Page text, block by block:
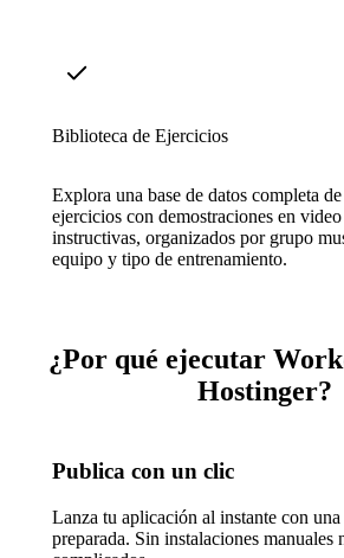
Biblioteca de Ejercicios
Explora una base de datos completa de
ejercicios con demostraciones en video
instructivas, organizados por grupo
equipo y tipo de entrenamiento.
¿Por qué ejecutar
Hostinger?
Publica con un clic
Lanza tu aplicación al instante con
preparada. Sin instalaciones manuales